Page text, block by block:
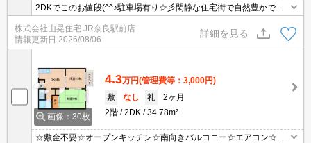
2DKでこのお値段(^^♪駐車場有り☆彡閑静な住宅街で自然豊かです♪
24号線まですぐなので、イオンモール大和郡山やホームセンターも
近くて生活しやすいです☆彡お部屋は南に面した居室が２部屋ござ
いますので、日当たり良好で明るい室内です♪DKは６帖オープンキ
ッチンなので広く使用できます☆和室には押入れ収納♪エアコン付き
株式会社山晃住宅 JR奈良駅前店
情報更新日 2026/08/06
詳細を見る
画像：30枚
4.3万円(管理費等：3,000円)
敷
なし 礼
2ヶ月
2階
2DK 34.78m²
☆敷金不要☆オープンキッチン☆南向きバルコニー☆エアコン☆バ